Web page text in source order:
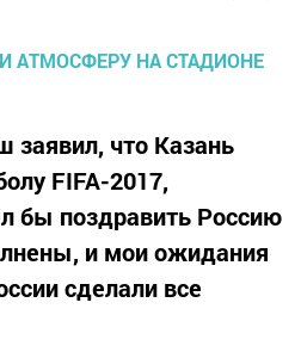
заявил, что Казань
FIFA-2017,
бы поздравить Россию
и мои ожидания
сделали все